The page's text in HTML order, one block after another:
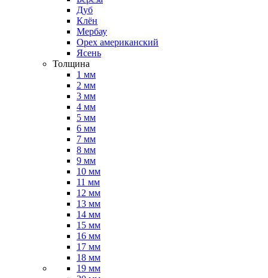
Дуб
Клён
Мербау
Орех американский
Ясень
Толщина
1 мм
2 мм
3 мм
4 мм
5 мм
6 мм
7 мм
8 мм
9 мм
10 мм
11 мм
12 мм
13 мм
14 мм
15 мм
16 мм
17 мм
18 мм
19 мм